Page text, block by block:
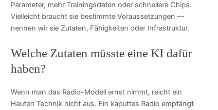
Parameter, mehr Trainingsdaten oder schnellere Chips.
Vielleicht braucht sie bestimmte Voraussetzungen —
nennen wir sie Zutaten, Fähigkeiten oder Infrastruktur.
Welche Zutaten müsste eine KI dafür
haben?
Wenn man das Radio-Modell ernst nimmt, reicht ein
Haufen Technik nicht aus. Ein kaputtes Radio empfängt